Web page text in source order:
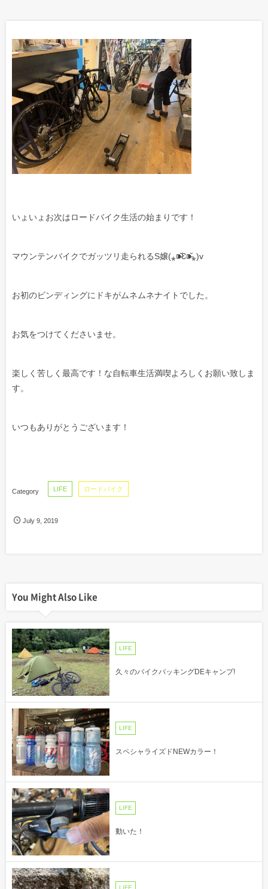
いょいょお次はロードバイク生活の始まりです！
マウンテンバイクでガッツリ走られるS嬢(⁎⁍̴̆Ɛ⁍̴̆⁎)v
お初のビンディングにドキがムネムネナイトでした。
お気をつけてくださいませ。
楽しく苦しく最高です！な自転車生活満喫よろしくお願い致しま
す。
いつもありがとうございます！
LIFE ロードバイク
July 9,2019
You Might Also Like
LIFE
久々のバイクパッキングDEキャンプ!
LIFE
スペシャライズドNEWカラー！
LIFE
動いた！